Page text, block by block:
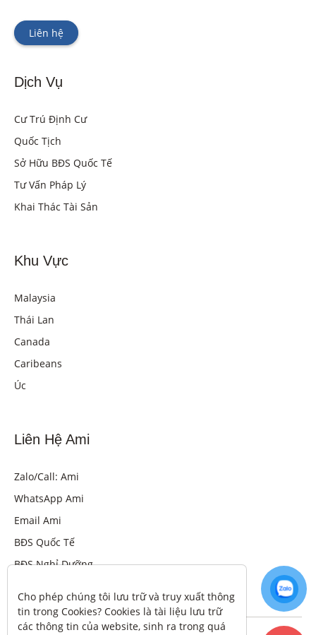
Liên hệ
Dịch Vụ
Cư Trú Định Cư
Quốc Tịch
Sở Hữu BĐS Quốc Tế
Tư Vấn Pháp Lý
Khai Thác Tài Sản
Khu Vực
Malaysia
Thái Lan
Canada
Caribeans
Úc
Liên Hệ Ami
Zalo/Call: Ami
WhatsApp Ami
Email Ami
BĐS Quốc Tế
BĐS Nghỉ Dưỡng
Cho phép chúng tôi lưu trữ và truy xuất thông
tin trong Cookies? Cookies là tài liệu lưu trữ
các thông tin của website, sinh ra trong quá